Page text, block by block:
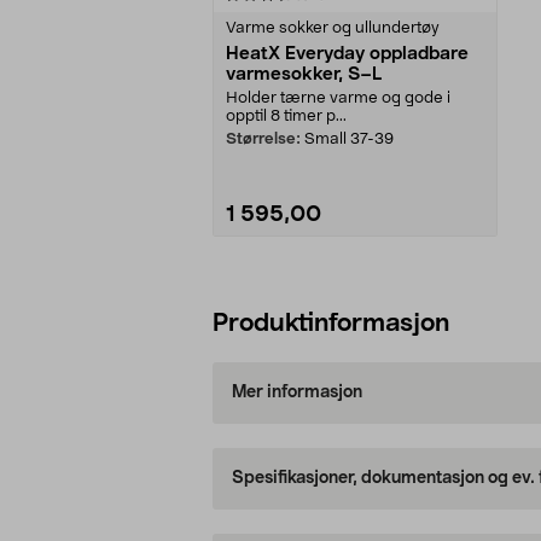
Varme sokker og ullundertøy
HeatX Everyday oppladbare
varmesokker, S–L
Holder tærne varme og gode i
opptil 8 timer p...
Størrelse: Small 37-39
1 595,00
Produktinformasjon
Mer informasjon
Spesifikasjoner, dokumentasjon og